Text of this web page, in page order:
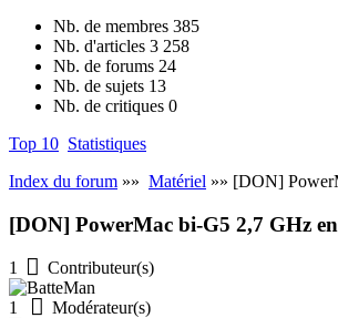
Nb. de membres 385
Nb. d'articles 3 258
Nb. de forums 24
Nb. de sujets 13
Nb. de critiques 0
Top 10 Statistiques
Index du forum »» Matériel »» [DON]
[DON] PowerMac bi-G5 2,7 GHz
1 Contributeur(s)
1 Modérateur(s)